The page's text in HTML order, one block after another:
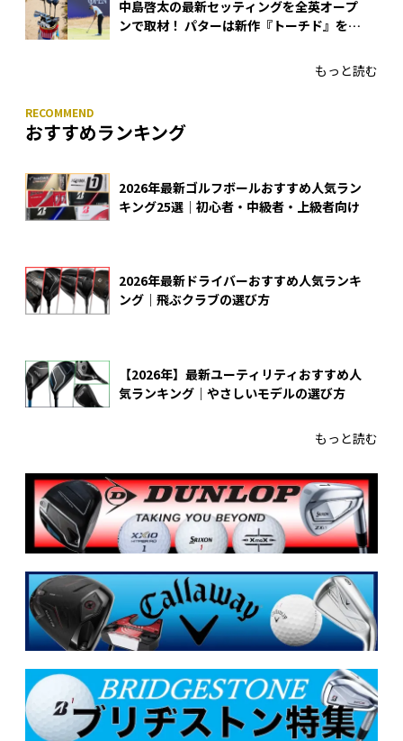
中島啓太の最新セッティングを全英オープ
ンで取材！ パターは新作『トーチド』を投
もっと読む
おすすめランキング
2026年最新ゴルフボールおすすめ人気ラン
キング25選｜初心者・中級者・上級者向け
2026年最新ドライバーおすすめ人気ランキ
ング｜飛ぶクラブの選び方
【2026年】最新ユーティリティおすすめ人
気ランキング｜やさしいモデルの選び方
もっと読む